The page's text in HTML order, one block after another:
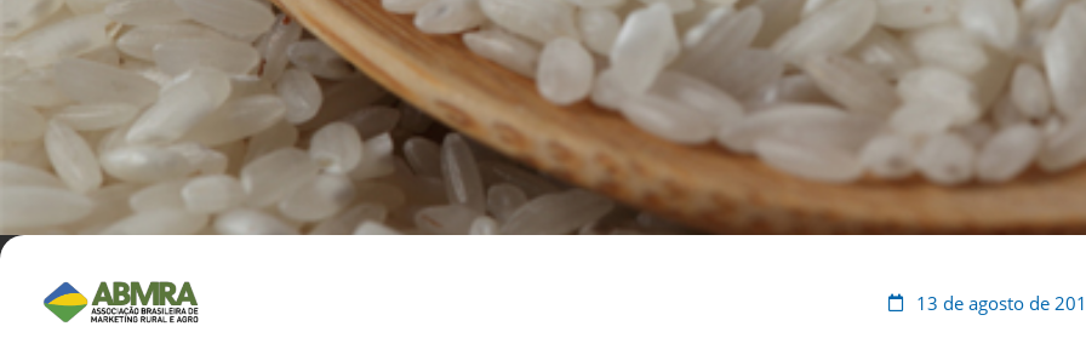
13 de agosto de